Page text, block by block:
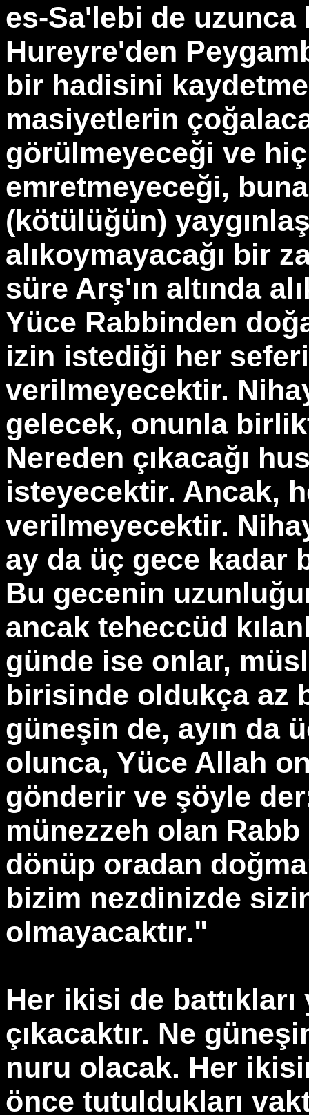
es-Sa'lebi de
Hureyre'den
bir hadisini
masiyetlerin
görülmeyeceği ve
emretmeyeceği,
(kötülüğün)
alıkoymayacağı bir
süre Arş'ın altında
Yüce Rabbinden
izin istediği her
verilmeyecektir.
gelecek, onunla
Nereden çıkacağı
isteyecektir. Ancak,
verilmeyecektir.
ay da üç gece kadar
Bu gecenin
ancak teheccüd
günde ise onlar,
birisinde oldukça az
güneşin de, ayın da
olunca, Yüce Allah
gönderir ve şöyle
münezzeh olan Rabb
dönüp oradan
bizim nezdinizde
olmayacaktır."
Her ikisi de
çıkacaktır. Ne
nuru olacak. Her
önce tutuldukları